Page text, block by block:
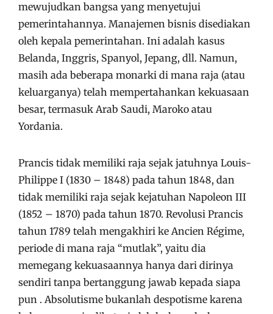
mewujudkan bangsa yang menyetujui
pemerintahannya. Manajemen bisnis disediakan
oleh kepala pemerintahan. Ini adalah kasus
Belanda, Inggris, Spanyol, Jepang, dll. Namun,
masih ada beberapa monarki di mana raja (atau
keluarganya) telah mempertahankan kekuasaan
besar, termasuk Arab Saudi, Maroko atau
Yordania.
Prancis tidak memiliki raja sejak jatuhnya Louis-
Philippe I (1830 – 1848) pada tahun 1848, dan
tidak memiliki raja sejak kejatuhan Napoleon III
(1852 – 1870) pada tahun 1870. Revolusi Prancis
tahun 1789 telah mengakhiri ke Ancien Régime,
periode di mana raja “mutlak”, yaitu dia
memegang kekuasaannya hanya dari dirinya
sendiri tanpa bertanggung jawab kepada siapa
pun . Absolutisme bukanlah despotisme karena